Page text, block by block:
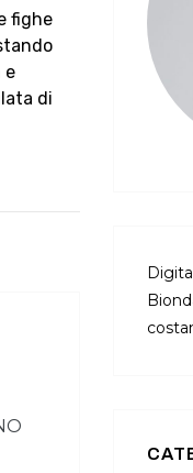
fighe
e
di